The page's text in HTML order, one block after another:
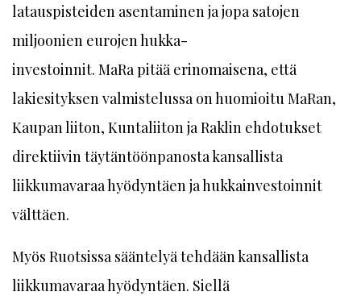
latauspisteiden asentaminen ja jopa satojen
miljoonien eurojen hukka-
investoinnit. MaRa pitää erinomaisena, että
lakiesityksen valmistelussa on huomioitu MaRan,
Kaupan liiton, Kuntaliiton ja Raklin ehdotukset
direktiivin täytäntöönpanosta kansallista
liikkumavaraa hyödyntäen ja hukkainvestoinnit
välttäen.
Myös Ruotsissa sääntelyä tehdään kansallista
liikkumavaraa hyödyntäen. Siellä